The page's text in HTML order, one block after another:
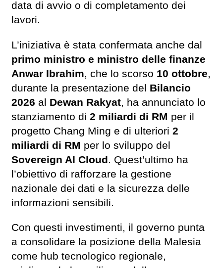
data di avvio o di completamento dei
lavori.
L’iniziativa è stata confermata anche dal
primo ministro e ministro delle finanze
Anwar Ibrahim, che lo scorso 10 ottobre,
durante la presentazione del Bilancio
2026 al Dewan Rakyat, ha annunciato lo
stanziamento di 2 miliardi di RM per il
progetto Chang Ming e di ulteriori 2
miliardi di RM per lo sviluppo del
Sovereign AI Cloud. Quest’ultimo ha
l’obiettivo di rafforzare la gestione
nazionale dei dati e la sicurezza delle
informazioni sensibili.
Con questi investimenti, il governo punta
a consolidare la posizione della Malesia
come hub tecnologico regionale,